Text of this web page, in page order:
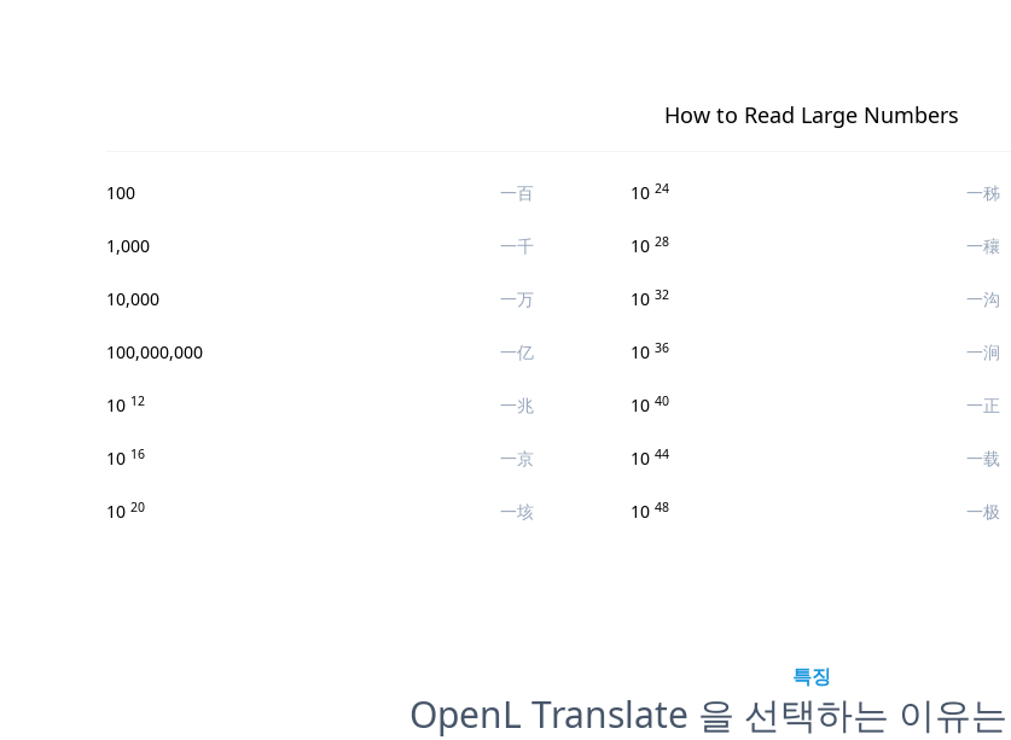
How to Read Large Numbers
100 一百
1,000 一千
10,000 一万
100,000,000 一亿
10 12 一兆
10 16 一京
10 20 一垓
10 24 一秭
10 28 一穰
10 32 一沟
10 36 一涧
10 40 一正
10 44 一载
10 48 一极
특징
OpenL Translate 을 선택하는 이유